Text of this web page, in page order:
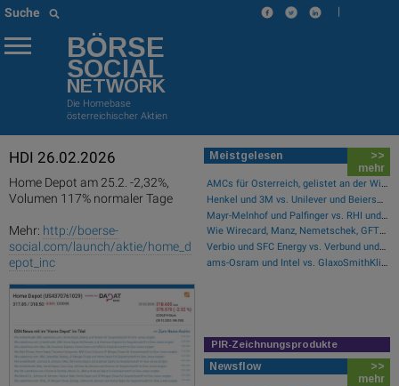
Suche |
BÖRSE
SOCIAL
NETWORK
Die Homebase
österreichischer Aktien
HDI 26.02.2026
Home Depot am 25.2. -2,32%,
Volumen 117% normaler Tage
Mehr: http://boerse-
social.com/launch/aktie/home_d
epot_inc
Meistgelesen
>>
mehr
AMCs für Österreich, gelistet an der Wiener Börse
Henkel und 3M vs. Unilever und Beiersdorf – kommentierter KW 32 Peer Group Watch Konsumgüter
Mayr-Melnhof und Palfinger vs. RHI und Andritz – kommentierter KW 32 Peer Group Watch Zykliker Österreich
Wie Wirecard, Manz, Nemetschek, GFT Technologies, SAP und Rocket Internet für Gesprächsstoff sorgten
Verbio und SFC Energy vs. Verbund und Ballard Power Systems – kommentierter KW 32 Peer Group Watch Energie
ams-Osram und Intel vs. GlaxoSmithKline und Ford Motor Co. – kommentierter KW 32 Peer Group Watch Global Innovation 1000
PIR-Zeichnungsprodukte
Newsflow
>>
mehr